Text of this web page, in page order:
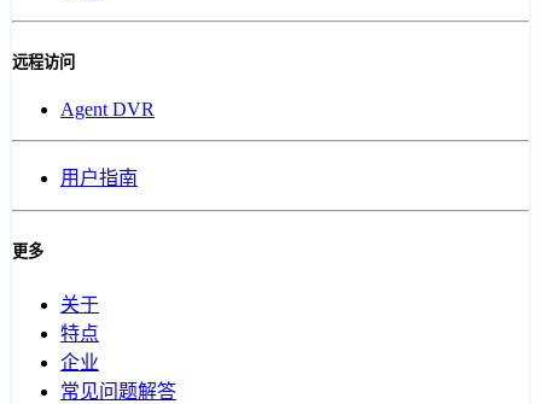
远程访问
Agent DVR
用户指南
更多
关于
特点
企业
常见问题解答